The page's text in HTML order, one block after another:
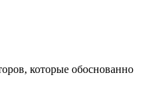
которые обоснованно